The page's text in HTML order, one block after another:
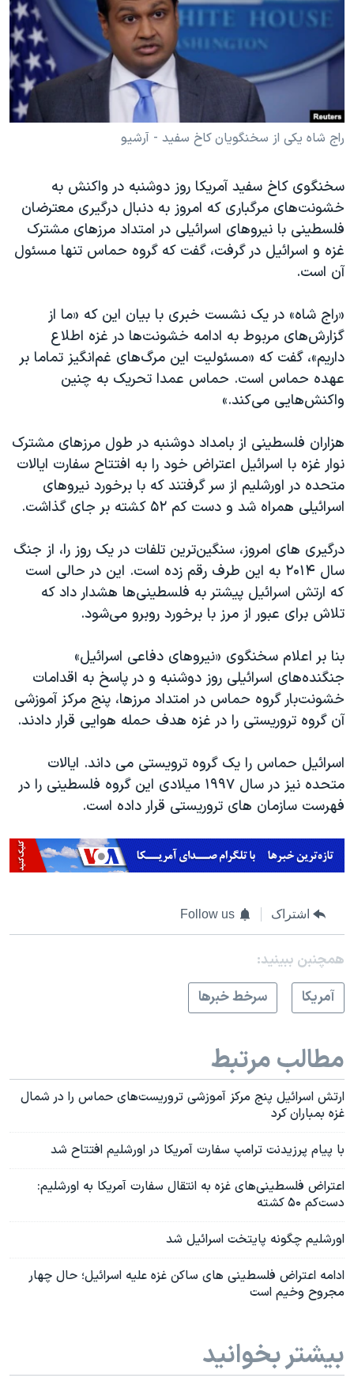
فرهنگ و زندگی
حقوق شهروندی
اقتصادی
آرشیو پخش زنده
مستندها
انتخابات ریاست جمهوری آمریکا ۲۰۲۴
حمله جمهوری اسلامی به اسرائیل
ورزش زنان در ایران
مجموعه مستندهای دادخواهی
تریبونال مردمی آبان ۹۸
دادگاه حمید نوری
چهل سال گروگان‌گیری
اعتراضات مردمی آبان ۹۸
اسرائیل در جنگ
نرگس محمدی برنده جایزه نوبل صلح
صفحه‌های ویژه
سفر پرزیدنت ترامپ به چین
دنبال کنید
زبانهای مختلف
راج شاه یکی از سخنگویان کاخ سفید - آرشیو
سخنگوی کاخ سفید آمریکا روز دوشنبه در واکنش به
خشونت‌های مرگباری که امروز به دنبال درگیری معترضان
فلسطینی با نیروهای اسرائیلی در امتداد مرزهای مشترک
غزه و اسرائیل در گرفت، گفت که گروه حماس تنها مسئول
آن است.
«راج شاه» در یک نشست خبری با بیان این که «ما از
گزارش‌های مربوط به ادامه خشونت‌ها در غزه اطلاع
داریم»، گفت که «مسئولیت این مرگ‌های غم‌انگیز تماما بر
عهده حماس است. حماس عمدا تحریک به چنین
واکنش‌هایی می‌کند.»
هزاران فلسطینی از بامداد دوشنبه در طول مرزهای مشترک
نوار غزه با اسرائیل اعتراض خود را به افتتاح سفارت ایالات
متحده در اورشلیم از سر گرفتند که با برخورد نیروهای
اسرائیلی همراه شد و دست کم ۵۲ کشته بر جای گذاشت.
درگیری های امروز، سنگین‌ترین تلفات در یک روز را، از جنگ
سال ۲۰۱۴ به این طرف رقم زده است. این در حالی است
که ارتش اسرائیل پیشتر به فلسطینی‌ها هشدار داد که
تلاش برای عبور از مرز با برخورد روبرو می‌شود.
بنا بر اعلام سخنگوی «نیروهای دفاعی اسرائیل»
جنگنده‌های اسرائیلی روز دوشنبه و در پاسخ به اقدامات
خشونت‌بار گروه حماس در امتداد مرزها، پنج مرکز آموزشی
آن گروه تروریستی را در غزه هدف حمله هوایی قرار دادند.
اسرائیل حماس را یک گروه ترویستی می داند. ایالات
متحده نیز در سال ۱۹۹۷ میلادی این گروه فلسطینی را در
فهرست سازمان های تروریستی قرار داده است.
اشتراک Follow us
همچنبن ببینید:
آمريکا
سرخط خبرها
مطالب مرتبط
ارتش اسرائیل پنج مرکز آموزشی تروریست‌های حماس را در شمال
غزه بمباران کرد
با پیام پرزیدنت ترامپ سفارت آمریکا در اورشلیم افتتاح شد
اعتراض فلسطینی‌های غزه به انتقال سفارت آمریکا به اورشلیم:
دست‌کم ۵۰ کشته
اورشلیم چگونه پایتخت اسرائیل شد
ادامه اعتراض فلسطینی های ساکن غزه علیه اسرائیل؛ حال چهار
مجروح وخیم است
بیشتر بخوانید